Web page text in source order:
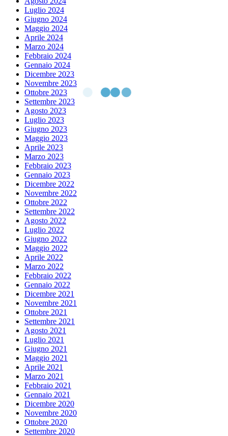
Luglio 2024
Giugno 2024
Maggio 2024
Aprile 2024
Marzo 2024
Febbraio 2024
Gennaio 2024
Dicembre 2023
Novembre 2023
Ottobre 2023
Settembre 2023
Agosto 2023
Luglio 2023
Giugno 2023
Maggio 2023
Aprile 2023
Marzo 2023
Febbraio 2023
Gennaio 2023
Dicembre 2022
Novembre 2022
Ottobre 2022
Settembre 2022
Agosto 2022
Luglio 2022
Giugno 2022
Maggio 2022
Aprile 2022
Marzo 2022
Febbraio 2022
Gennaio 2022
Dicembre 2021
Novembre 2021
Ottobre 2021
Settembre 2021
Agosto 2021
Luglio 2021
Giugno 2021
Maggio 2021
Aprile 2021
Marzo 2021
Febbraio 2021
Gennaio 2021
Dicembre 2020
Novembre 2020
Ottobre 2020
Settembre 2020